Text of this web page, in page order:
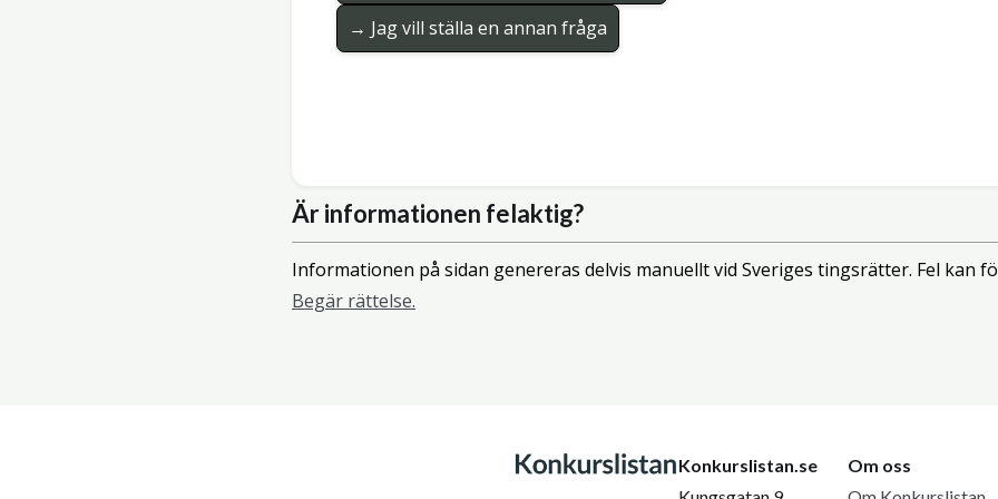
→ Jag vill ställa en annan fråga
Är informationen felaktig?
Informationen på sidan genereras delvis manuellt vid Sveriges tingsrätter. Fel kan
Begär rättelse.
Konkurslistan.se
Om oss